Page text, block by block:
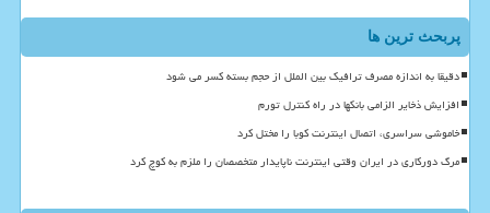
پربحث ترین ها
دقیقا به اندازه مصرف ترافیک بین الملل از حجم بسته کسر می شود
افزایش ذخایر الزامی بانکها در راه کنترل تورم
خاموشی سراسری، اتصال اینترنت کوبا را مختل کرد
مرگ دورکاری در ایران وقتی اینترنت ناپایدار متخصصان را ملزم به کوچ کرد